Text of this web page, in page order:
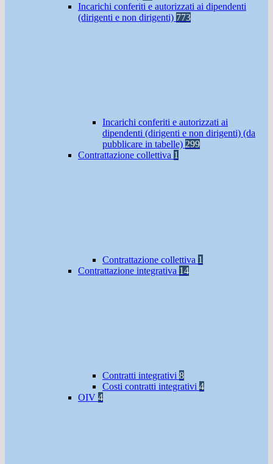
Incarichi conferiti e autorizzati ai dipendenti
(dirigenti e non dirigenti) 773
Incarichi conferiti e autorizzati ai
dipendenti (dirigenti e non dirigenti) (da
pubblicare in tabelle) 299
Contrattazione collettiva 1
Contrattazione collettiva 1
Contrattazione integrativa 14
Contratti integrativi 8
Costi contratti integrativi 4
OIV 4